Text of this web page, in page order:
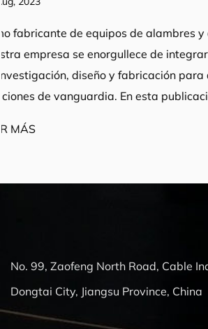
Nuestra integración de
diseño y fabricación,
técnica y equipos
innovación y ofrecer
No. 99, Zaofeng North Road, Cable
Dongtai City, Jiangsu Province, China